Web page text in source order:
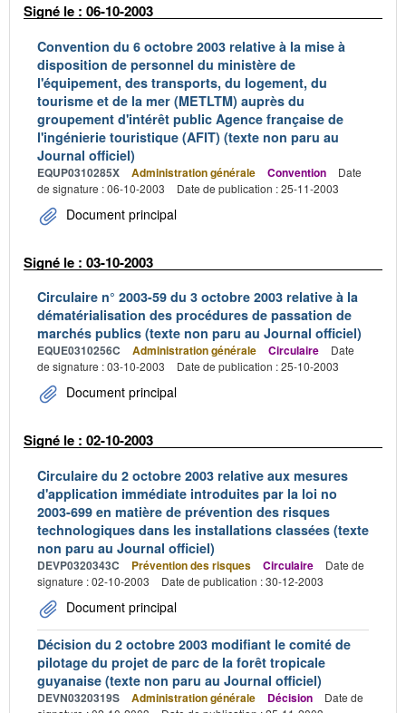
Signé le : 06-10-2003
Convention du 6 octobre 2003 relative à la mise à
disposition de personnel du ministère de
l'équipement, des transports, du logement, du
tourisme et de la mer (METLTM) auprès du
groupement d'intérêt public Agence française de
l'ingénierie touristique (AFIT) (texte non paru au
Journal officiel)
EQUP0310285X Administration générale Convention
Date
de signature : 06-10-2003
Date de publication : 25-11-2003
Document principal
Signé le : 03-10-2003
Circulaire n° 2003-59 du 3 octobre 2003 relative à la
dématérialisation des procédures de passation de
marchés publics (texte non paru au Journal officiel)
EQUE0310256C Administration générale Circulaire
Date
de signature : 03-10-2003
Date de publication : 25-10-2003
Document principal
Signé le : 02-10-2003
Circulaire du 2 octobre 2003 relative aux mesures
d'application immédiate introduites par la loi no
2003-699 en matière de prévention des risques
technologiques dans les installations classées (texte
non paru au Journal officiel)
DEVP0320343C Prévention des risques Circulaire
Date de
signature : 02-10-2003
Date de publication : 30-12-2003
Document principal
Décision du 2 octobre 2003 modifiant le comité de
pilotage du projet de parc de la forêt tropicale
guyanaise (texte non paru au Journal officiel)
DEVN0320319S Administration générale Décision
Date de